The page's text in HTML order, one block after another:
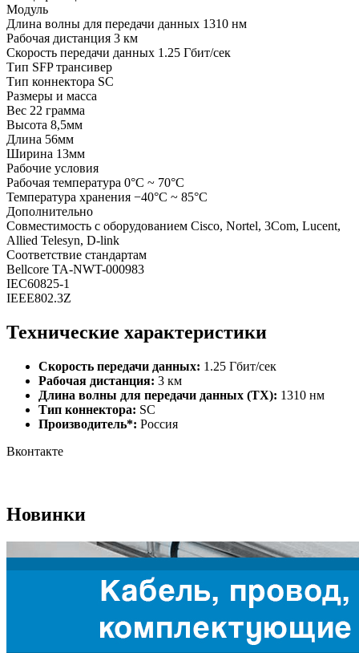
Модуль
Длина волны для передачи данных 1310 нм
Рабочая дистанция 3 км
Скорость передачи данных 1.25 Гбит/сек
Тип SFP трансивер
Тип коннектора SC
Размеры и масса
Вес 22 грамма
Высота 8,5мм
Длина 56мм
Ширина 13мм
Рабочие условия
Рабочая температура 0°C ~ 70°C
Температура хранения −40°C ~ 85°C
Дополнительно
Совместимость с оборудованием Cisco, Nortel, 3Com, Lucent,
Allied Telesyn, D-link
Соответствие стандартам
Bellcore TA-NWT-000983
IEC60825-1
IEEE802.3Z
Технические характеристики
Скорость передачи данных: 1.25 Гбит/сек
Рабочая дистанция: 3 км
Длина волны для передачи данных (TX): 1310 нм
Тип коннектора: SC
Производитель*: Россия
Вконтакте
Новинки